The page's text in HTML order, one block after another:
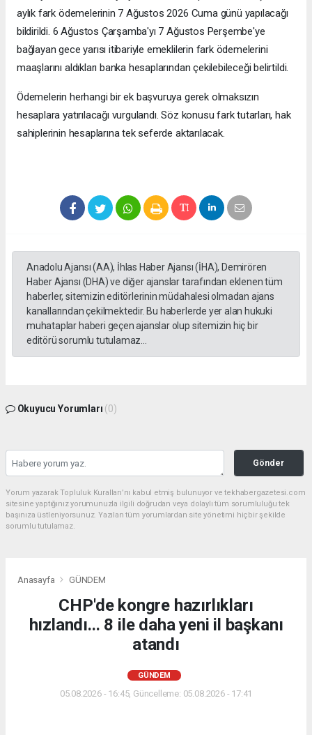
aylık fark ödemelerinin 7 Ağustos 2026 Cuma günü yapılacağı
bildirildi. 6 Ağustos Çarşamba'yı 7 Ağustos Perşembe'ye
bağlayan gece yarısı itibariyle emeklilerin fark ödemelerini
maaşlarını aldıkları banka hesaplarından çekilebileceği belirtildi.
Ödemelerin herhangi bir ek başvuruya gerek olmaksızın
hesaplara yatırılacağı vurgulandı. Söz konusu fark tutarları, hak
sahiplerinin hesaplarına tek seferde aktarılacak.
Anadolu Ajansı (AA), İhlas Haber Ajansı (İHA), Demirören
Haber Ajansı (DHA) ve diğer ajanslar tarafından eklenen tüm
haberler, sitemizin editörlerinin müdahalesi olmadan ajans
kanallarından çekilmektedir. Bu haberlerde yer alan hukuki
muhataplar haberi geçen ajanslar olup sitemizin hiç bir
editörü sorumlu tutulamaz...
Okuyucu Yorumları (0)
Gönder
Yorum yazarak Topluluk Kuralları’nı kabul etmiş bulunuyor ve tekhabergazetesi.com
sitesine yaptığınız yorumunuzla ilgili doğrudan veya dolaylı tüm sorumluluğu tek
başınıza üstleniyorsunuz. Yazılan tüm yorumlardan site yönetimi hiçbir şekilde
sorumlu tutulamaz.
Anasayfa GÜNDEM
CHP'de kongre hazırlıkları
hızlandı... 8 ile daha yeni il başkanı
atandı
GÜNDEM
05.08.2026 - 16:45, Güncelleme: 05.08.2026 - 17:41